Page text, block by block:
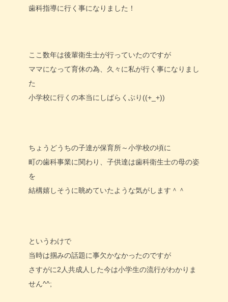
歯科指導に行く事になりました！
ここ数年は後輩衛生士が行っていたのですが
ママになって育休の為、久々に私が行く事になりまし
た
小学校に行くの本当にしばらくぶり((+_+))
ちょうどうちの子達が保育所～小学校の頃に
町の歯科事業に関わり、子供達は歯科衛生士の母の姿
を
結構嬉しそうに眺めていたような気がします＾＾
というわけで
当時は掴みの話題に事欠かなかったのですが
さすがに2人共成人した今は小学生の流行がわかりま
せん^^;